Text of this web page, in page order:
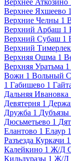
Верхнее Яхшеево 1
Верхние Челны 1
Верхний Арбаш 1
Верхний Субаш 1
Верхний Тимерлек
Верхняя Ошма 1
Верхняя Уратьма 1
Вожи 1 Вольный
1 Габишево 1
Дальняя Ивановка
Девятерня 1
Дружба 1 Дубъязы
Дюсьметьево 1
Елантово 1 Елаур 1
Разъезда Куркачи 1
Калейкино 1 Ж/Д
Кильдуразы 1 Ж/Д